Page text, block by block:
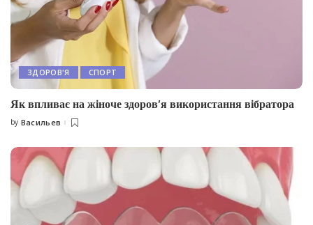
ЗДОРОВ'Я СПОРТ
Як впливає на жіноче здоров’я використання вібратора
Posted
by Васильев